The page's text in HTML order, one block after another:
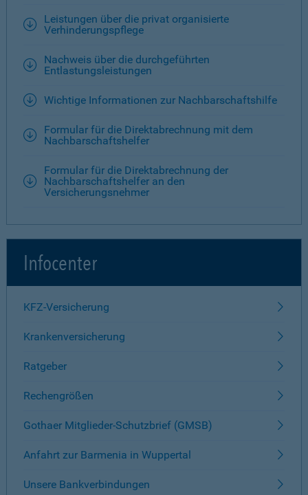
Leistungen über die privat organisierte
Verhinderungspflege
Nachweis über die durchgeführten
Entlastungsleistungen
Wichtige Informationen zur Nachbarschaftshilfe
Formular für die Direktabrechnung mit dem
Nachbarschaftshelfer
Formular für die Direktabrechnung der
Nachbarschaftshelfer an den
Versicherungsnehmer
Infocenter
KFZ-Versicherung
Krankenversicherung
Ratgeber
Rechengrößen
Gothaer Mitglieder-Schutzbrief (GMSB)
Anfahrt zur Barmenia in Wuppertal
Unsere Bankverbindungen